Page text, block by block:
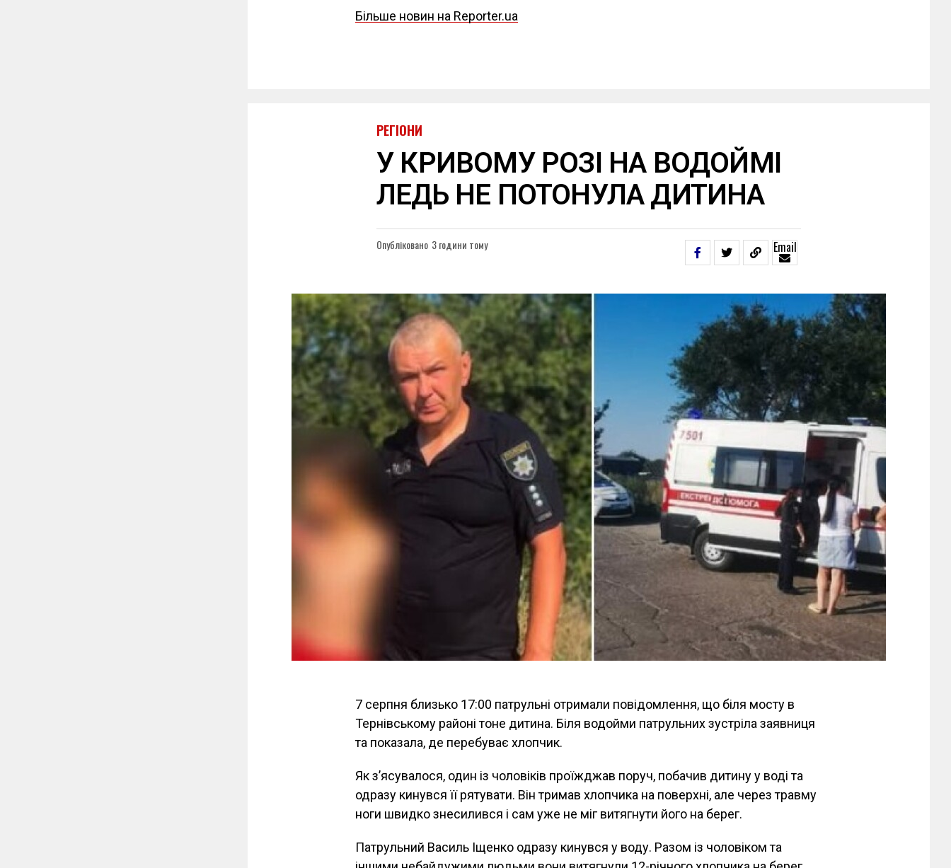
Більше новин на Reporter.ua
РЕГІОНИ
У КРИВОМУ РОЗІ НА ВОДОЙМІ
ЛЕДЬ НЕ ПОТОНУЛА ДИТИНА
Опубліковано 3 години тому Email
7 серпня близько 17:00 патрульні отримали повідомлення, що біля мосту в
Тернівському районі тоне дитина. Біля водойми патрульних зустріла заявниця
та показала, де перебуває хлопчик.
Як з’ясувалося, один із чоловіків проїжджав поруч, побачив дитину у воді та
одразу кинувся її рятувати. Він тримав хлопчика на поверхні, але через травму
ноги швидко знесилився і сам уже не міг витягнути його на берег.
Патрульний Василь Іщенко одразу кинувся у воду. Разом із чоловіком та